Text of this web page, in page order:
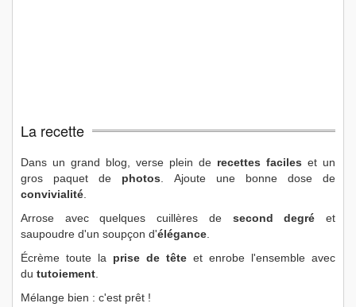
La recette
Dans un grand blog, verse plein de recettes faciles et un
gros paquet de photos . Ajoute une bonne dose de
convivialité
Arrose avec quelques cuillères de second degré et
saupoudre d'un soupçon d'élégance
Écrème toute la prise de tête et enrobe l'ensemble avec
du tutoiement
Mélange bien : c'est prêt !